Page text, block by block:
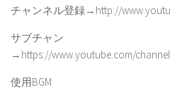
チャンネル登録→http://
サブチャン
→https://www.youtube.com/
使用BGM